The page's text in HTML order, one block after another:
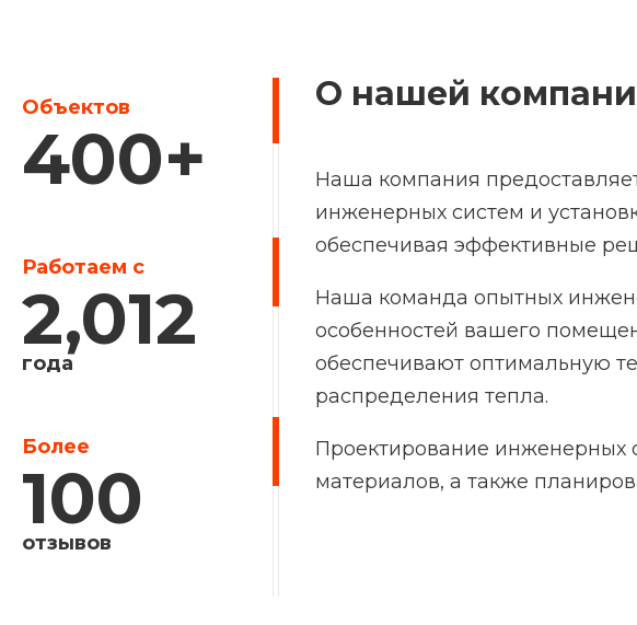
Объектов
400+
Работаем с
2,012
года
Более
100
отзывов
О нашей
Наша компания
инженерных систем и
обеспечивая эффективные
Наша команда опытных
особенностей вашего
обеспечивают оптимальную
распределения тепла.
Проектирование инженерных
материалов, а также